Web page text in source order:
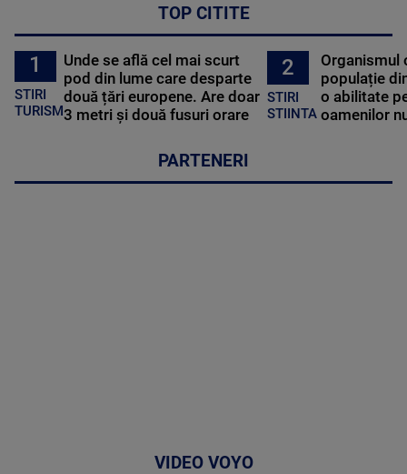
TOP CITITE
1
STIRI
TURISM
Unde se află cel mai scurt
pod din lume care desparte
două țări europene. Are doar
3 metri și două fusuri orare
2
STIRI
STIINTA
Organismul
populație
o abilitate
oamenilor
PARTENERI
VIDEO VOYO